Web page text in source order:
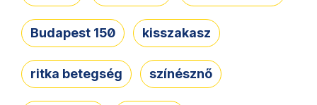
Budapest 150 kisszakasz
ritka betegség színésznő